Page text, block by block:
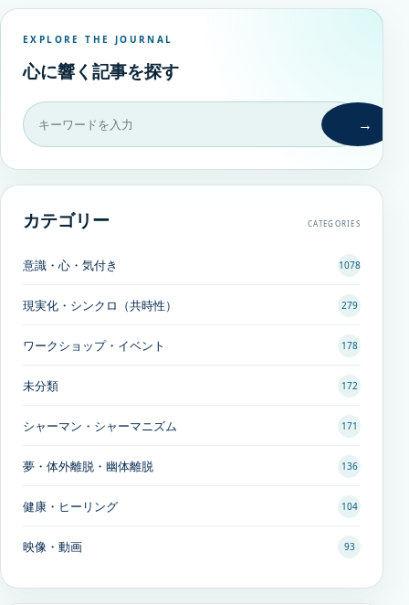
EXPLORE THE JOURNAL
心に響く記事を探す
→
カテゴリー CATEGORIES
意識・心・気付き 1078
現実化・シンクロ（共時性） 279
ワークショップ・イベント 178
未分類 172
シャーマン・シャーマニズム 171
夢・体外離脱・幽体離脱 136
健康・ヒーリング 104
映像・動画 93